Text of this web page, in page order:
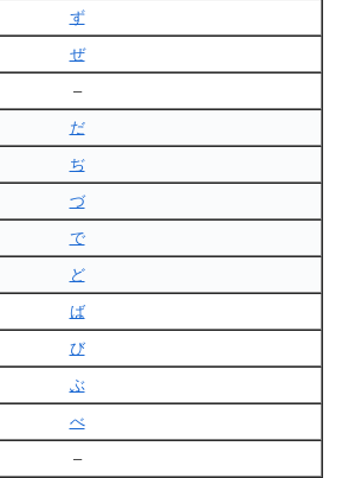
ず
ぜ
–
だ
ぢ
づ
で
ど
ば
び
ぶ
べ
–